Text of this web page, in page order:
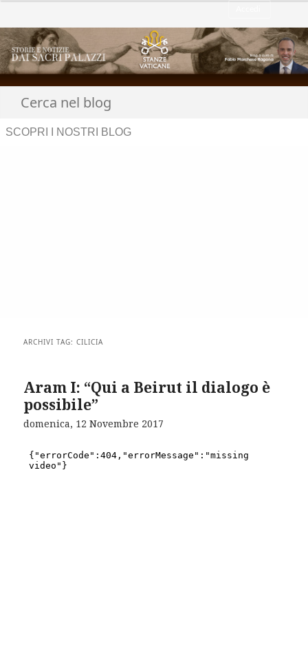
ARCHIVI TAG:CILICIA
Aram I: “Qui a Beirut il dialogo è
possibile”
domenica, 12 Novembre 2017